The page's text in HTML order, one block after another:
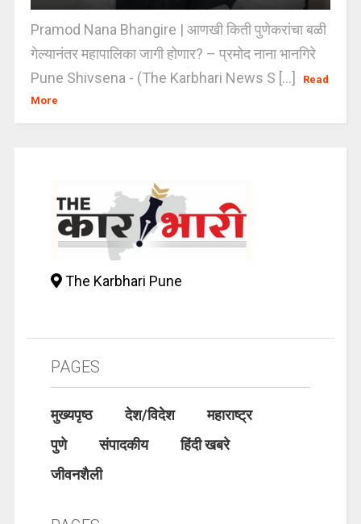
Pramod Nana Bhangire | आणखी किती पुणेकरांचा बळी
गेल्यानंतर महापालिका जागी होणार? – प्रमोद नाना भानगिरे
Pune Shivsena - (The Karbhari News S [...]
Read
More
The Karbhari Pune
PAGES
मुख्यपृष्ठ देश/विदेश
महाराष्ट्र
पुणे
संपादकीय
हिंदी खबरे
जीवनशैली